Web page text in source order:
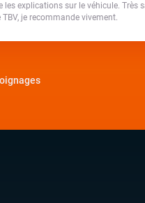
les explications sur le véhicule. Très
je recommande vivement.